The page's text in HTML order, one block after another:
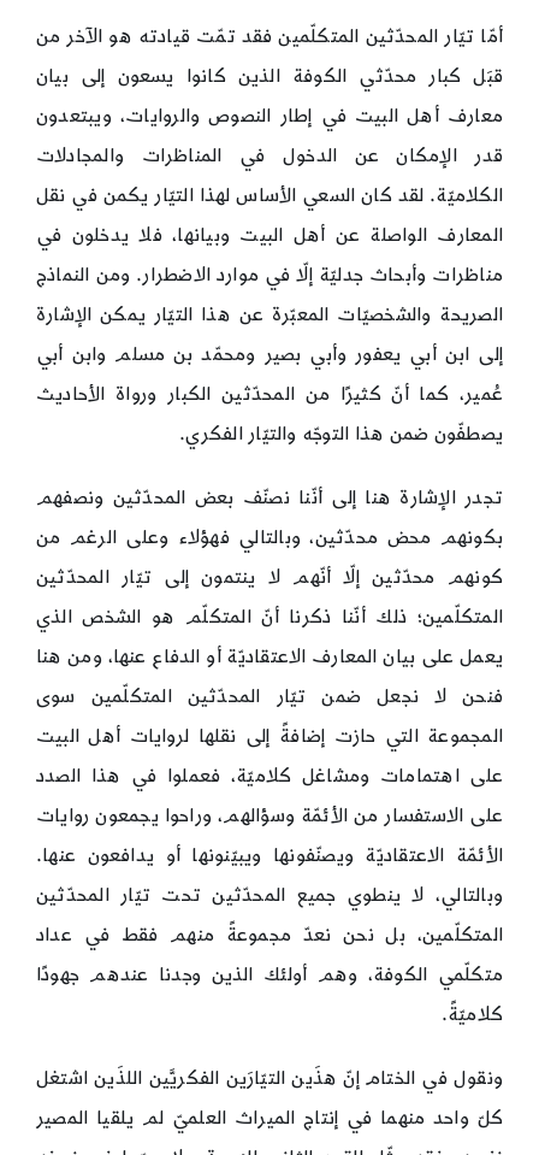
أمّا تيّار المحدّثين المتكلّمين فقد تمّت قيادته هو الآخر من
قبَل كبار محدّثي الكوفة الذين كانوا يسعون إلى بيان
معارف أهل البيت في إطار النصوص والروايات، ويبتعدون
قدر الإمكان عن الدخول في المناظرات والمجادلات
الكلاميّة. لقد كان السعي الأساس لهذا التيّار يكمن في نقل
المعارف الواصلة عن أهل البيت وبيانها، فلا يدخلون في
مناظرات وأبحاث جدليّة إلّا في موارد الاضطرار. ومن النماذج
الصريحة والشخصيّات المعبّرة عن هذا التيّار يمكن الإشارة
إلى ابن أبي يعفور وأبي بصير ومحمّد بن مسلم وابن أبي
عُمير، كما أنّ كثيرًا من المحدّثين الكبار ورواة الأحاديث
يصطفّون ضمن هذا التوجّه والتيّار الفكري.
تجدر الإشارة هنا إلى أنّنا نصنّف بعض المحدّثين ونصفهم
بكونهم محض محدّثين، وبالتالي فهؤلاء وعلى الرغم من
كونهم محدّثين إلّا أنّهم لا ينتمون إلى تيّار المحدّثين
المتكلّمين؛ ذلك أنّنا ذكرنا أنّ المتكلّم هو الشخص الذي
يعمل على بيان المعارف الاعتقاديّة أو الدفاع عنها، ومن هنا
فنحن لا نجعل ضمن تيّار المحدّثين المتكلّمين سوى
المجموعة التي حازت إضافةً إلى نقلها لروايات أهل البيت
على اهتمامات ومشاغل كلاميّة، فعملوا في هذا الصدد
على الاستفسار من الأئمّة وسؤالهم، وراحوا يجمعون روايات
الأئمّة الاعتقاديّة ويصنّفونها ويبيّنونها أو يدافعون عنها.
وبالتالي، لا ينطوي جميع المحدّثين تحت تيّار المحدّثين
المتكلّمين، بل نحن نعدّ مجموعةً منهم فقط في عداد
متكلّمي الكوفة، وهم أولئك الذين وجدنا عندهم جهودًا
كلاميّةً.
ونقول في الختام إنّ هذَين التيّارَين الفكريَّين اللذَين اشتغل
كلّ واحد منهما في إنتاج الميراث العلميّ لم يلقيا المصير